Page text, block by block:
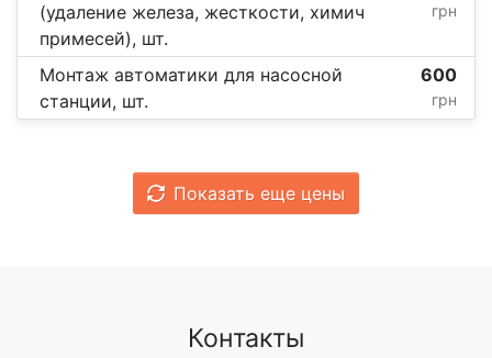
(удаление железа, жесткости, химич
примесей), шт.
грн
Монтаж автоматики для насосной
станции, шт.
600
грн
Показать еще цены
Контакты